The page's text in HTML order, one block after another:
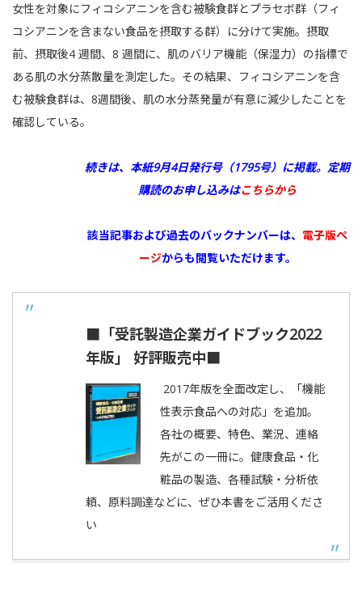
女性を対象にフィコシアニンを含む被験食群とプラセボ群（フィ
コシアニンを含まない食品を摂取する群）に分けて実施。摂取
前、摂取後4 週間、8 週間に、肌のバリア機能（保湿力）の指標で
ある肌の水分蒸散量を測定した。その結果、フィコシアニンを含
む被験食群は、8週間後、肌の水分蒸発量が有意に減少したことを
確認している。
続きは、本紙9月4日発行号（1795号）に掲載。 定期
購読のお申し込みはこちらから
該当記事および過去のバックナンバーは、 電子版ペ
ージからも閲覧いただけます。
■「受託製造企業ガイドブック2022
年版」 好評販売中■
2017年版を全面改定し、「機能
性表示食品への対応」を追加。
各社の概要、特色、業況、連絡
先がこの一冊に。健康食品・化
粧品の製造、各種試験・分析依
頼、原料調達などに、ぜひ本書をご活用くださ
い